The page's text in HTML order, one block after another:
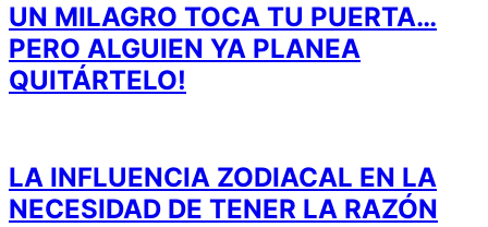
UN MILAGRO TOCA TU PUERTA…
PERO ALGUIEN YA PLANEA
QUITÁRTELO!
LA INFLUENCIA ZODIACAL EN LA
NECESIDAD DE TENER LA RAZÓN